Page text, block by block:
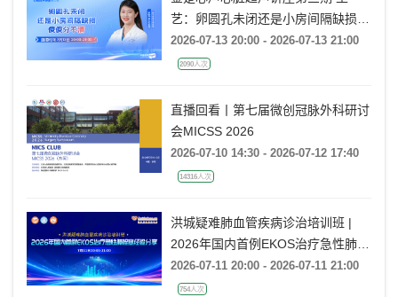
金楚心声心脏超声讲座第三期 王
艺：卵圆孔未闭还是小房间隔缺损，
傻傻分不清
2026-07-13 20:00 - 2026-07-13 21:00
直播回看丨第七届微创冠脉外科研讨
会MICSS 2026
2026-07-10 14:30 - 2026-07-12 17:40
洪城疑难肺血管疾病诊治培训班 |
2026年国内首例EKOS治疗急性肺栓
塞经验分享
2026-07-11 20:00 - 2026-07-11 21:00